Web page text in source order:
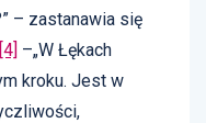
– zastanawia się
[4] –„W Łękach
kroku. Jest w